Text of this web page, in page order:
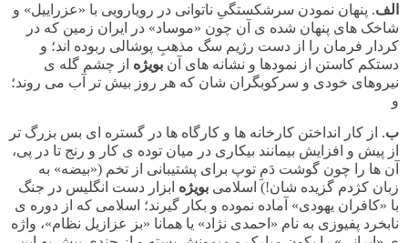
الف. پنهان نمودن سرشکستگیِ ناتوانی در رویارویی با «عزراییل» و
شاخک های پنهان شده ی آن چون «موساد» در ایران زمین که در
کردار فرمان را از دست رژیم سگ مذهبِ پوشالی ربوده اند؛ و
دستکم کاستن از نمودها و نشانه های آن بویژه از چشم گله ی
نیروهای خودی و سرکوبگران شان که هر روز بیش تر آب می روند؛
و
ب. از کار انداختن کارخانه ها و کارگاه ها در گستره ای بس بزرگ تر
از پیش و افزایش بیمانند بیکاری در میان توده ی کار و رنج تا در پی،
آن ها را چون گوشت دَمِ توپ برای پشتیبانی از تخم («بیضه» به
زبان کژدم گزیده شان!) اسلامی بویژه ابزار دست انگلیس در جنگ
با «کافران یهودی» آماده نموده و بکار گیرند؛ اسلامی که از دوره ی
نابخرد پفیوزی به نام «احمدی نژاد» یا همانا «بز عزازیل نظام»، واژه